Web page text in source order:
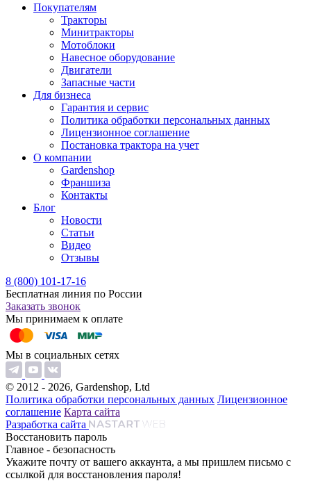
Покупателям
Тракторы
Минитракторы
Мотоблоки
Навесное оборудование
Двигатели
Запасные части
Для бизнеса
Гарантия и сервис
Политика обработки персональных данных
Лицензионное соглашение
Постановка трактора на учет
О компании
Gardenshop
Франшиза
Контакты
Блог
Новости
Статьи
Видео
Отзывы
8 (800) 101-17-16
Бесплатная линия по России
Заказать звонок
Мы принимаем к оплате
Мы в социальных сетях
© 2012 - 2026, Gardenshop, Ltd
Политика обработки персональных данных Лицензионное
соглашение Карта сайта
Разработка сайта
Восстановить пароль
Главное - безопасность
Укажите почту от вашего аккаунта, а мы пришлем письмо с
ссылкой для восстановления пароля!